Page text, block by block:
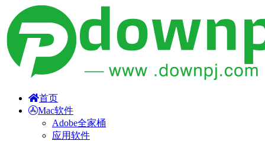
首页
Mac软件
Adobe全家桶
应用软件